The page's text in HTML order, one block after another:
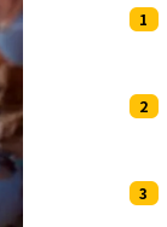
1
2
3